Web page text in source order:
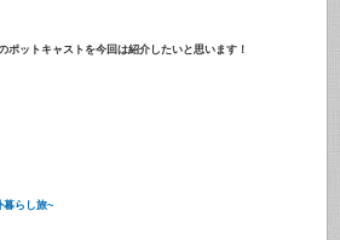
ポットキャストを今回は紹介したいと思います！
暮らし旅~